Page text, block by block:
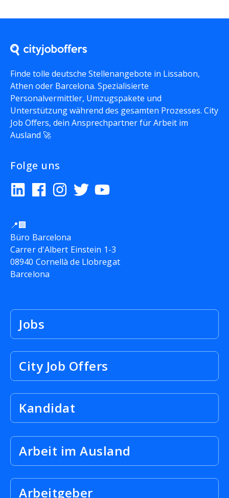
Finde tolle deutsche Stellenangebote in Lissabon,
Athen oder Barcelona. Spezialisierte
Personalvermittler, Umzugspakete und
Unterstützung während des gesamten Prozesses. City
Job Offers, dein Ansprechpartner für Arbeit im
Ausland 🚀
Folge uns
📍🏢
Büro Barcelona
Carrer d'Albert Einstein 1-3
08940 Cornellà de Llobregat
Barcelona
Jobs
City Job Offers
Kandidat
Arbeit im Ausland
Arbeitgeber